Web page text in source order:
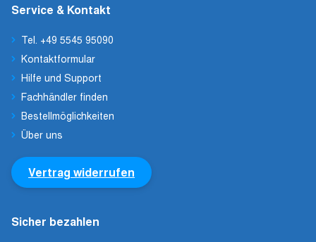
Service & Kontakt
Tel. +49 5545 95090
Kontaktformular
Hilfe und Support
Fachhändler finden
Bestellmöglichkeiten
Über uns
Vertrag widerrufen
Sicher bezahlen